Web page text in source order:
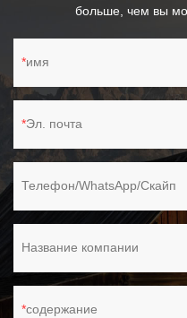
больше, чем вы
имя
Эл. почта
Телефон/WhatsApp/Скайп
Название компании
содержание